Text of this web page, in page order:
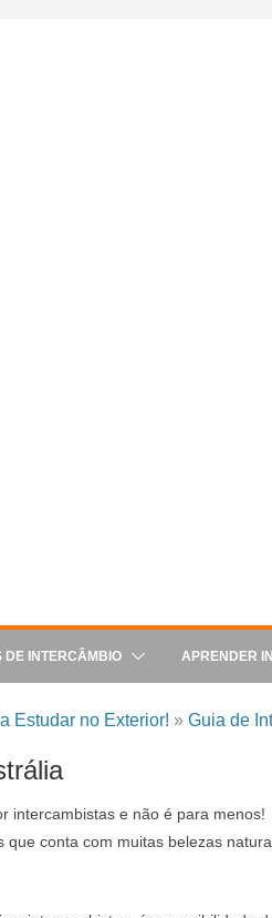
DE INTERCÂMBIO APRENDER
Estudar no Exterior! » Guia de
intercambistas e não é para
conta com muitas belezas